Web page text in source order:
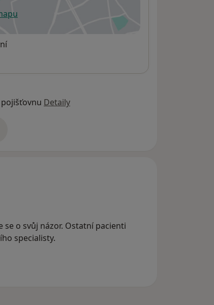
v nové záložce
Detaily
se o svůj názor. Ostatní pacienti
specialisty.